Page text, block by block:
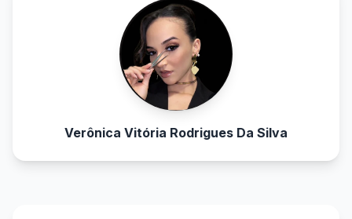
Verônica Vitória Rodrigues Da Silva